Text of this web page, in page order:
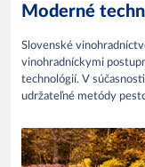
Moderné
Slovenské
vinohradníckymi
technológií. V
udržateľné metódy